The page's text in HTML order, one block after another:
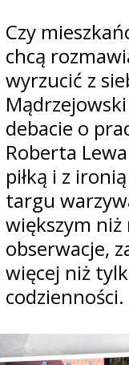
Czy
chcą
wyrzucić z
debacie o
Roberta
piłką i z
targu
większym
obserwacje,
więcej niż
codzienności.